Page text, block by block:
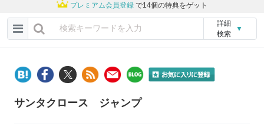
プレミアム会員登録 で14個の特典をゲット
詳細
検索
▼
サンタクロース ジャンプ